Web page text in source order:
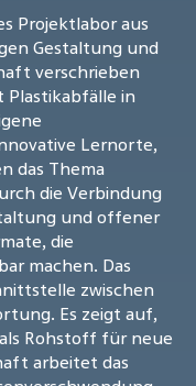
Projektlabor aus
Gestaltung und
verschrieben
Plastikabfälle in
Lernorte,
das Thema
die Verbindung
und offener
die
machen. Das
zwischen
Es zeigt auf,
Rohstoff für neue
arbeitet das